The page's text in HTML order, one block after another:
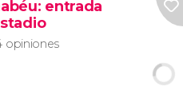
entrada
opiniones